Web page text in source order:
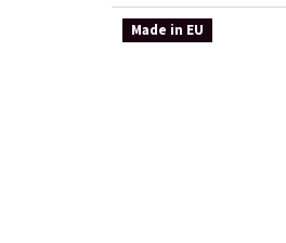
Made in EU